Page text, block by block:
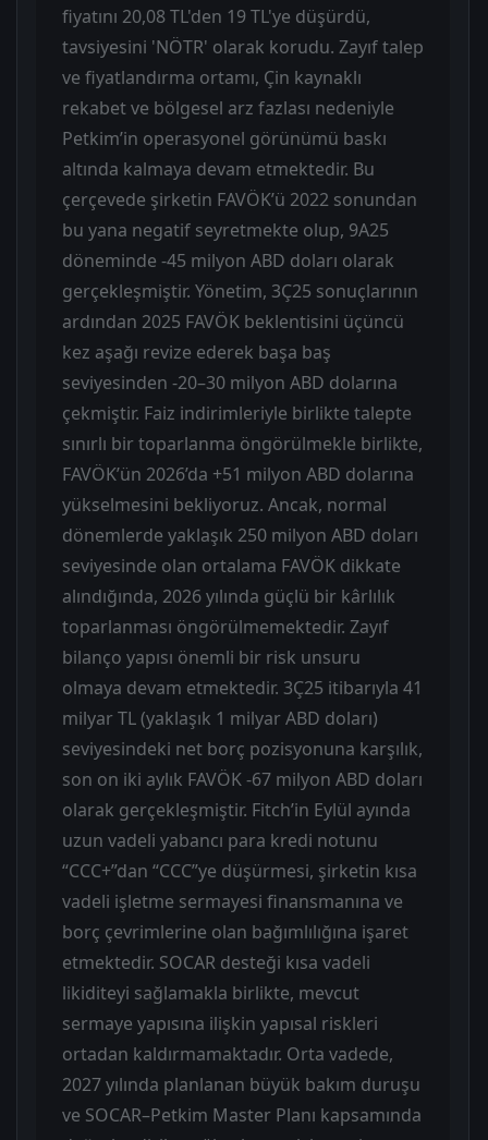
fiyatını 20,08 TL'den 19 TL'ye düşürdü,
tavsiyesini 'NÖTR' olarak korudu. Zayıf talep
ve fiyatlandırma ortamı, Çin kaynaklı
rekabet ve bölgesel arz fazlası nedeniyle
Petkim’in operasyonel görünümü baskı
altında kalmaya devam etmektedir. Bu
çerçevede şirketin FAVÖK’ü 2022 sonundan
bu yana negatif seyretmekte olup, 9A25
döneminde -45 milyon ABD doları olarak
gerçekleşmiştir. Yönetim, 3Ç25 sonuçlarının
ardından 2025 FAVÖK beklentisini üçüncü
kez aşağı revize ederek başa baş
seviyesinden -20–30 milyon ABD dolarına
çekmiştir. Faiz indirimleriyle birlikte talepte
sınırlı bir toparlanma öngörülmekle birlikte,
FAVÖK’ün 2026’da +51 milyon ABD dolarına
yükselmesini bekliyoruz. Ancak, normal
dönemlerde yaklaşık 250 milyon ABD doları
seviyesinde olan ortalama FAVÖK dikkate
alındığında, 2026 yılında güçlü bir kârlılık
toparlanması öngörülmemektedir. Zayıf
bilanço yapısı önemli bir risk unsuru
olmaya devam etmektedir. 3Ç25 itibarıyla 41
milyar TL (yaklaşık 1 milyar ABD doları)
seviyesindeki net borç pozisyonuna karşılık,
son on iki aylık FAVÖK -67 milyon ABD doları
olarak gerçekleşmiştir. Fitch’in Eylül ayında
uzun vadeli yabancı para kredi notunu
“CCC+”dan “CCC”ye düşürmesi, şirketin kısa
vadeli işletme sermayesi finansmanına ve
borç çevrimlerine olan bağımlılığına işaret
etmektedir. SOCAR desteği kısa vadeli
likiditeyi sağlamakla birlikte, mevcut
sermaye yapısına ilişkin yapısal riskleri
ortadan kaldırmamaktadır. Orta vadede,
2027 yılında planlanan büyük bakım duruşu
ve SOCAR–Petkim Master Planı kapsamında